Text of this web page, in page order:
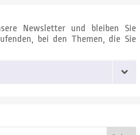
Newsletter und bleiben Sie
bei den Themen, die Sie